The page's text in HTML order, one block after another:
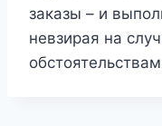
заказы – и
невзирая на